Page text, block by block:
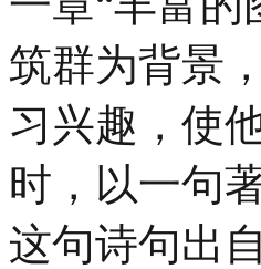
筑群为背景
习兴趣，使
时，以一句
这句诗句出